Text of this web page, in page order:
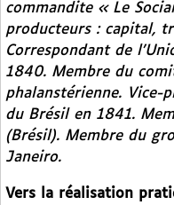
commandite « Le
producteurs : capital,
Correspondant de
1840. Membre du
phalanstérienne. Vice-
du Brésil en 1841.
(Brésil). Membre du
Janeiro.
Vers la réalisation